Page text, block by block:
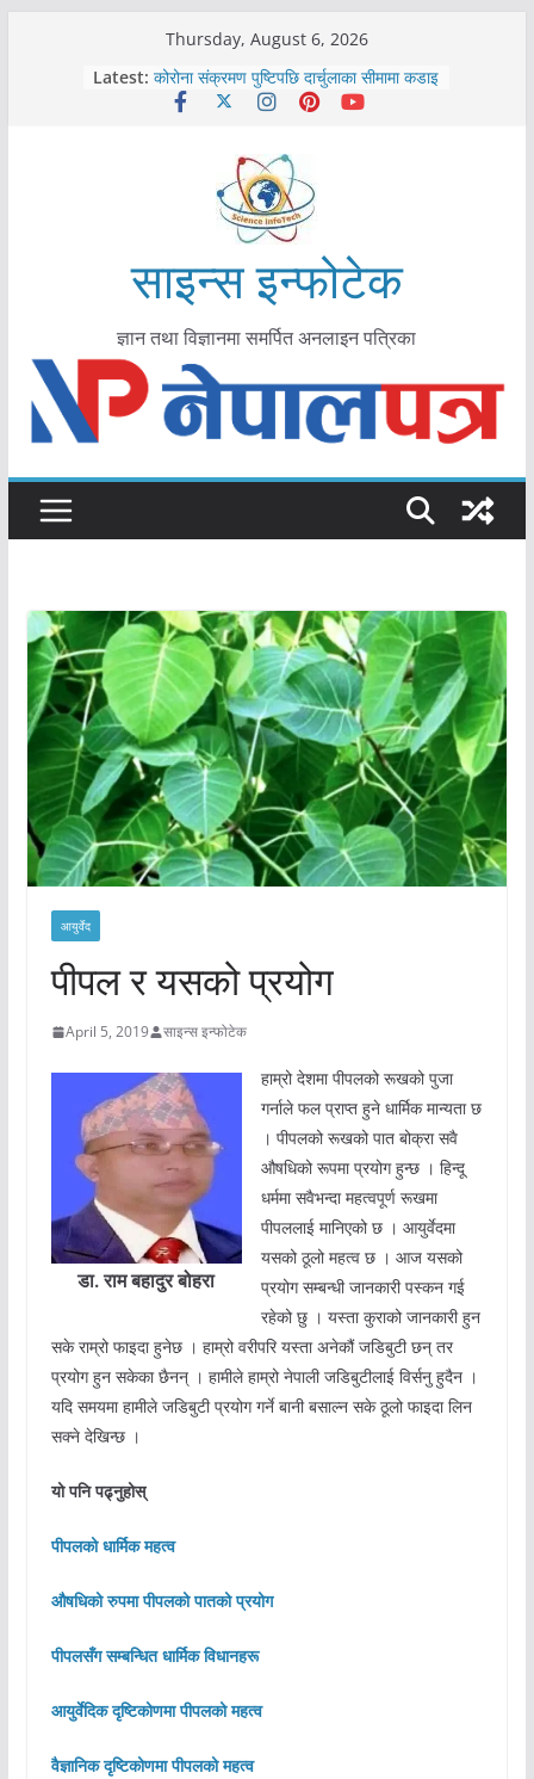
Thursday, August 6, 2026
Latest:
काभ्रेपलाञ्चोकमा आयुर्वेद स्वास्थ्योपचारतर्फ
आकर्षण बढ्दै
कोरोना संक्रमण पुष्टिपछि दार्चुलाका सीमामा कडाइ
मकवानपुरमा खोरेत रोग विरुद्धको खोप लगाउन
आयुर्वेद चिकित्सा प्रणालीको भूमिका महत्वपूर्ण छ :
मुख्यमन्त्री शाह
साइन्स इन्फोटेक
ज्ञान तथा विज्ञानमा समर्पित अनलाइन पत्रिका
आयुर्वेद
पीपल र यसको प्रयोग
April 5, 2019 साइन्स इन्फोटेक
डा. राम बहादुर बोहरा
हाम्रो देशमा पीपलको रूखको पुजा
गर्नाले फल प्राप्त हुने धार्मिक मान्यता छ
। पीपलको रूखको पात बोक्रा सवै
औषधिको रूपमा प्रयोग हुन्छ । हिन्दू
धर्ममा सवैभन्दा महत्वपूर्ण रूखमा
पीपललाई मानिएको छ । आयुर्वेदमा
यसको ठूलो महत्व छ । आज यसको
प्रयोग सम्बन्धी जानकारी पस्कन गई
रहेको छु । यस्ता कुराको जानकारी हुन
सके राम्रो फाइदा हुनेछ । हाम्रो वरीपरि यस्ता अनेकौं जडिबुटी छन् तर
प्रयोग हुन सकेका छैनन् । हामीले हाम्रो नेपाली जडिबुटीलाई विर्सनु हुदैन ।
यदि समयमा हामीले जडिबुटी प्रयोग गर्ने बानी बसाल्न सके ठूलो फाइदा लिन
सक्ने देखिन्छ ।
यो पनि पढ्नुहोस्
पीपलको धार्मिक महत्व
औषधिको रुपमा पीपलको पातको प्रयोग
पीपलसँग सम्बन्धित धार्मिक विधानहरू
आयुर्वेदिक दृष्टिकोणमा पीपलको महत्व
वैज्ञानिक दृष्टिकोणमा पीपलको महत्व